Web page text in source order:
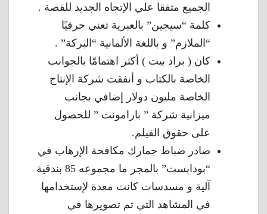
الجميع متفقا علي الإتجاه الجديد للقصة .
كلمة “سيجين” بالعبرية تعني حرفيًا
“الملازم” و باللغة الألمانية “البركة” .
كان ( براد بيت ) أكثر اهتمامًا بالجوانب
الخاصة بالكتاب و أنفقت شركة الإنتاج
الخاصة مليون دولار إضافي بجانب
ميزانية شركة ” بارامونت ” للحصول
على حقوق الفيلم.
صادر ضباط جمارك مكافحة الإرهاب في
“بودابست” بالمجر ما مجموعه 85 بندقية
آلية و مسدسات كانت معدة لإستخدامها
في المشاهد التي تم تصويرها في